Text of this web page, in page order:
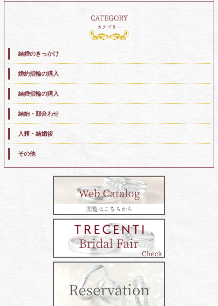
結婚のきっかけ
婚約指輪の購入
結婚指輪の購入
結納・顔合わせ
入籍・結婚後
その他